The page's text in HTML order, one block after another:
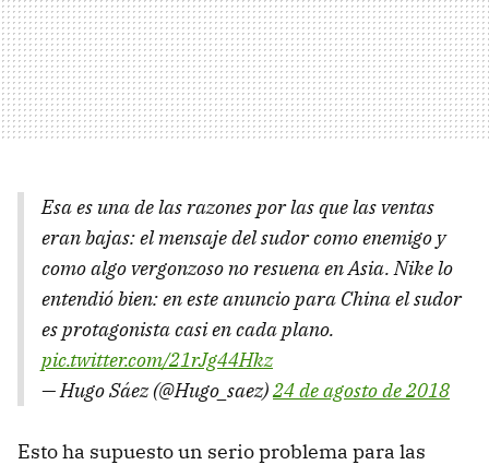
Esa es una de las razones por las que las ventas
eran bajas: el mensaje del sudor como enemigo y
como algo vergonzoso no resuena en Asia. Nike lo
entendió bien: en este anuncio para China el sudor
es protagonista casi en cada plano.
pic.twitter.com/21rJg44Hkz
— Hugo Sáez (@Hugo_saez)24 de agosto de 2018
Esto ha supuesto un serio problema para las